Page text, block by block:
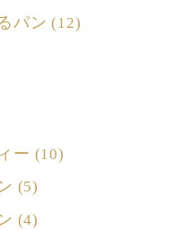
パン (12)
ー (10)
(5)
(4)